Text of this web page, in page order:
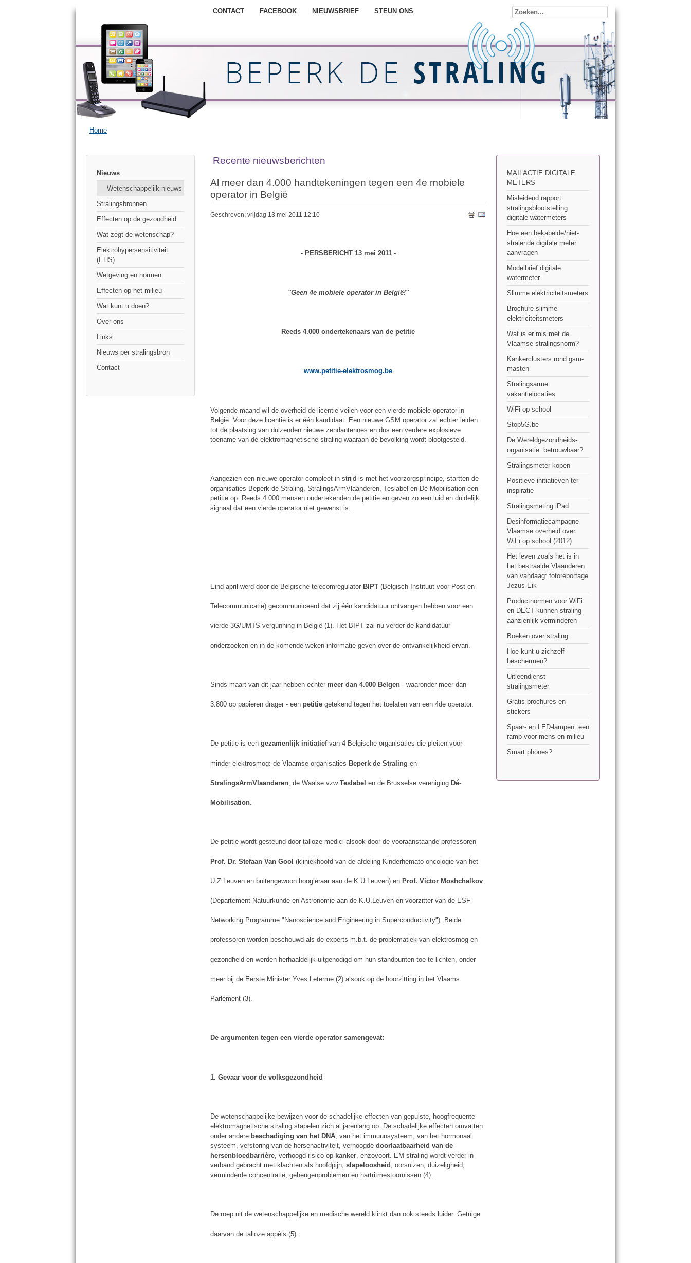
CONTACT FACEBOOK NIEUWSBRIEF STEUN ONS
Home
Nieuws
Wetenschappelijk nieuws
Stralingsbronnen
Effecten op de gezondheid
Wat zegt de wetenschap?
Elektrohypersensitiviteit
(EHS)
Wetgeving en normen
Effecten op het milieu
Wat kunt u doen?
Over ons
Links
Nieuws per stralingsbron
Contact
Recente nieuwsberichten
Al meer dan 4.000 handtekeningen tegen een 4e mobiele
operator in België
Geschreven: vrijdag 13 mei 2011 12:10
- PERSBERICHT 13 mei 2011 -
"Geen 4e mobiele operator in België!"
Reeds 4.000 ondertekenaars van de petitie
www.petitie-elektrosmog.be
Volgende maand wil de overheid de licentie veilen voor een vierde mobiele operator in
België. Voor deze licentie is er één kandidaat. Een nieuwe GSM operator zal echter leiden
tot de plaatsing van duizenden nieuwe zendantennes en dus een verdere explosieve
toename van de elektromagnetische straling waaraan de bevolking wordt blootgesteld.
Aangezien een nieuwe operator compleet in strijd is met het voorzorgsprincipe, startten de
organisaties Beperk de Straling, StralingsArmVlaanderen, Teslabel en Dé-Mobilisation een
petitie op. Reeds 4.000 mensen ondertekenden de petitie en geven zo een luid en duidelijk
signaal dat een vierde operator niet gewenst is.
Eind april werd door de Belgische telecomregulator BIPT (Belgisch Instituut voor Post en
Telecommunicatie) gecommuniceerd dat zij één kandidatuur ontvangen hebben voor een
vierde 3G/UMTS-vergunning in België (1). Het BIPT zal nu verder de kandidatuur
onderzoeken en in de komende weken informatie geven over de ontvankelijkheid ervan.
Sinds maart van dit jaar hebben echter meer dan 4.000 Belgen - waaronder meer dan
3.800 op papieren drager - een petitie getekend tegen het toelaten van een 4de operator.
De petitie is eengezamenlijk initiatiefvan 4 Belgische organisaties die pleiten voor
minder elektrosmog: de Vlaamse organisatiesBeperk de Straling en
StralingsArmVlaanderen , de Waalse vzwTeslabel en de Brusselse vereniging Dé-
Mobilisation.
De petitie wordt gesteund door talloze medici alsook door de vooraanstaande professoren
Prof. Dr. Stefaan Van Gool (kliniekhoofd van de afdeling Kinderhemato-oncologie van het
U.Z.Leuven en buitengewoon hoogleraar aan de K.U.Leuven) en Prof. Victor Moshchalkov
(Departement Natuurkunde en Astronomie aan de K.U.Leuven en voorzitter van de ESF
Networking Programme "Nanoscience and Engineering in Superconductivity"). Beide
professoren worden beschouwd als de experts m.b.t. de problematiek van elektrosmog en
gezondheid en werden herhaaldelijk uitgenodigd om hun standpunten toe te lichten, onder
meer bij de Eerste Minister Yves Leterme (2) alsook op de hoorzitting in het Vlaams
Parlement (3).
De argumenten tegen een vierde operator samengevat:
1. Gevaar voor de volksgezondheid
De wetenschappelijke bewijzen voor de schadelijke effecten van gepulste, hoogfrequente
elektromagnetische straling stapelen zich al jarenlang op. De schadelijke effecten omvatten
onder andere beschadiging van het DNA, van het immuunsysteem, van het hormonaal
systeem, verstoring van de hersenactiviteit, verhoogdedoorlaatbaarheid van de
hersenbloedbarrière, verhoogd risico op kanker, enzovoort. EM-straling wordt verder in
verband gebracht met klachten als hoofdpijn,slapeloosheid , oorsuizen, duizeligheid,
verminderde concentratie, geheugenproblemen en hartritmestoornissen (4).
De roep uit de wetenschappelijke en medische wereld klinkt dan ook steeds luider. Getuige
daarvan de talloze appèls (5).
MAILACTIE DIGITALE
METERS
Misleidend rapport
stralingsblootstelling
digitale watermeters
Hoe een bekabelde/niet-
stralende digitale meter
aanvragen
Modelbrief digitale
watermeter
Slimme elektriciteitsmeters
Brochure slimme
elektriciteitsmeters
Wat is er mis met de
Vlaamse stralingsnorm?
Kankerclusters rond gsm-
masten
Stralingsarme
vakantielocaties
WiFi op school
Stop5G.be
De Wereldgezondheids-
organisatie: betrouwbaar?
Stralingsmeter kopen
Positieve initiatieven ter
inspiratie
Stralingsmeting iPad
Desinformatiecampagne
Vlaamse overheid over
WiFi op school (2012)
Het leven zoals het is in
het bestraalde Vlaanderen
van vandaag: fotoreportage
Jezus Eik
Productnormen voor WiFi
en DECT kunnen straling
aanzienlijk verminderen
Boeken over straling
Hoe kunt u zichzelf
beschermen?
Uitleendienst
stralingsmeter
Gratis brochures en
stickers
Spaar- en LED-lampen: een
ramp voor mens en milieu
Smart phones?